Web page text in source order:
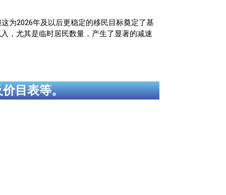
为2026年及以后更稳定的移民目标奠定了基
，尤其是临时居民数量，产生了显著的减速
目表等。